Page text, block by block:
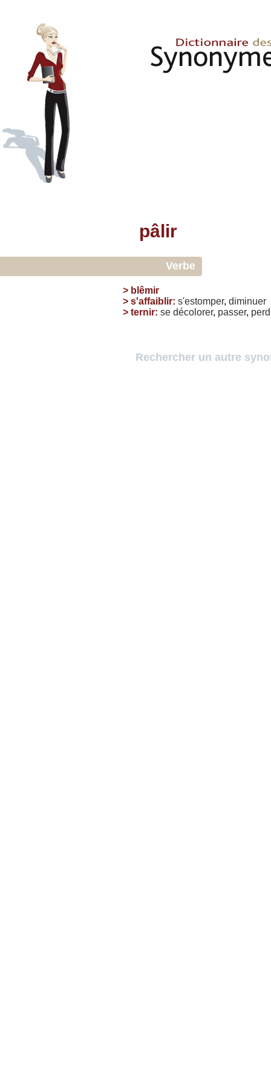
pâlir
Verbe
> blêmir
> s'affaiblir: s'estomper, diminuer
> ternir: se décolorer, passer,
Rechercher un autre